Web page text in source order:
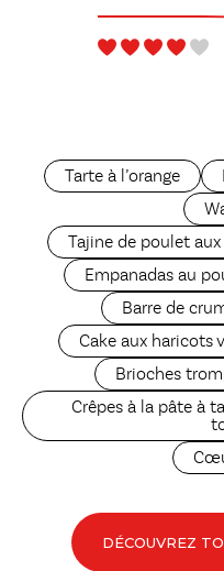
Tarte à l’orange
Tajine de poulet
Empanadas au
Barre de
Cake aux haricots
Brioches
Crêpes à la pâte à
DÉCOUVREZ